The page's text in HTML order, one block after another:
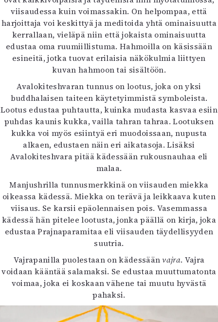
viisaudessa kuin voimassakin. On helpompaa, että
harjoittaja voi keskittyä ja meditoida yhtä ominaisuutta
kerrallaan, vieläpä niin että jokaista ominaisuutta
edustaa oma ruumiillistuma. Hahmoilla on käsissään
esineitä, jotka tuovat erilaisia näkökulmia liittyen
kuvan hahmoon tai sisältöön.
Avalokiteshvaran tunnus on lootus, joka on yksi
buddhalaisen taiteen käytetyimmistä symboleista.
Lootus edustaa puhtautta, kuinka mudasta kasvaa esiin
puhdas kaunis kukka, vailla tahran tahraa. Lootuksen
kukka voi myös esiintyä eri muodoissaan, nupusta
alkaen, edustaen näin eri aikatasoja. Lisäksi
Avalokiteshvara pitää kädessään rukousnauhaa eli
malaa.
Manjushrilla tunnusmerkkinä on viisauden miekka
oikeassa kädessä. Miekka on terävä ja leikkaava kuten
viisaus. Se karsii epäolennaisen pois. Vasemmassa
kädessä hän pitelee lootusta, jonka päällä on kirja, joka
edustaa Prajnaparamitaa eli viisauden täydellisyyden
suutria.
Vajrapanilla puolestaan on kädessäänvajra. Vajra
voidaan kääntää salamaksi. Se edustaa muuttumatonta
voimaa, joka ei koskaan vähene tai muutu hyvästä
pahaksi.